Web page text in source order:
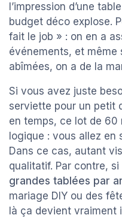
l’impression d’une
budget déco explose.
fait le job » : on en a
événements, et même
abîmées, on a de la
Si vous avez juste
serviette pour un petit
en temps, ce lot de 60
logique : vous allez
Dans ce cas, autant
qualitatif. Par contre,
grandes tablées par
mariage DIY ou des
là ça devient vraiment